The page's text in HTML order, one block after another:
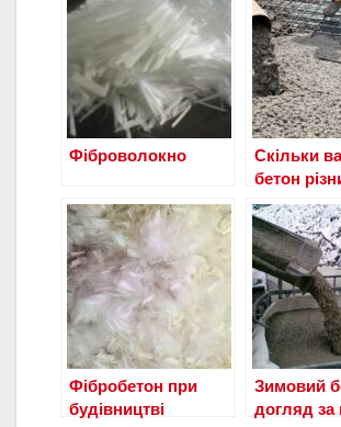
Фіброволокно
Скільки
бетон
Фібробетон при
будівництві
Зимовий
догляд за